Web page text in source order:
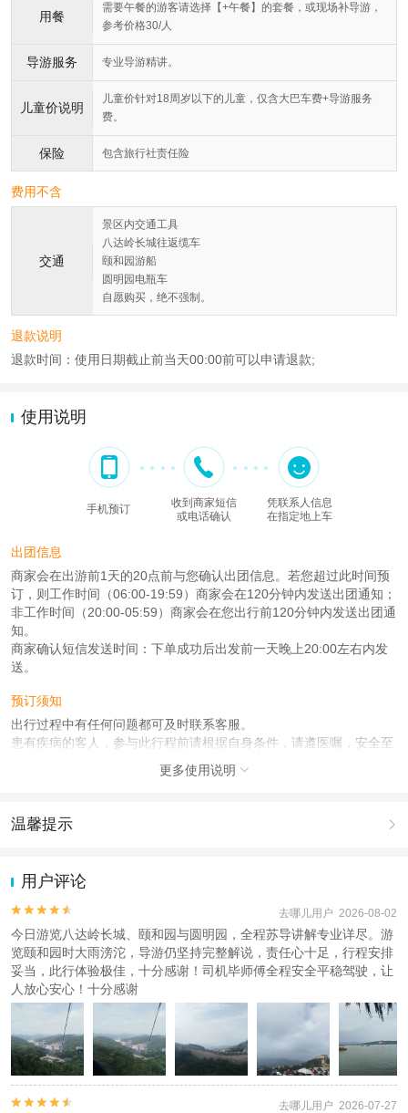
用餐
需要午餐的游客请选择【+午餐】的套餐，或现场补导游，
参考价格30/人
导游服务 专业导游精讲。
儿童价说明
儿童价针对18周岁以下的儿童，仅含大巴车费+导游服务
费。
保险 包含旅行社责任险
费用不含
交通
景区内交通工具
八达岭长城往返缆车
颐和园游船
圆明园电瓶车
自愿购买，绝不强制。
退款说明
退款时间：使用日期截止前当天00:00前可以申请退款;
使用说明
手机预订
收到商家短信
或电话确认
凭联系人信息
在指定地上车
出团信息
商家会在出游前1天的20点前与您确认出团信息。若您超过此时间预
订，则工作时间（06:00-19:59）商家会在120分钟内发送出团通知；
非工作时间（20:00-05:59）商家会在您出行前120分钟内发送出团通
知。
商家确认短信发送时间：下单成功后出发前一天晚上20:00左右内发
送。
预订须知
出行过程中有任何问题都可及时联系客服。
患有疾病的客人，参与此行程前请根据自身条件，请遵医嘱，安全至
出游年龄超过 65 周岁(含)的客人，需要咨询确认。
出游年龄低于 18 周岁(含)的客人，需要至少1名成人旅客全程陪同。
1、含接套餐为小车接站送往集合点，无送站服务;
2、此行程门票均为首道大门票，不含小景点门票
3、出游请携带好相关证件（身份证）进入景区直接刷身份证入园即
可，无需换票。
产品说明
1、此产品集合时间仅供参考，旺季景区排队时间太长，导游会根据
当天实际情况对集合时间发车时间作出调整，敬请悉知。
2、本行程的景点门票为旅行社折扣价，持优待证件（如学生证）产
生折扣退费的，按实际差额（实际差额=退费项目旅行社折扣价-优待
优惠价）由旅行社退还。
更多使用说明 
温馨提示 
动（如跳伞、潜水、滑雪等）前，请务必仔细阅读
2.为普及旅游安全知识及旅游文明公约，使您的旅程顺利圆满完成，
特制定《去哪儿网旅游安全手册》 ，请您认真阅读并切实遵守。
用户评论

 去哪儿用户 2026-08-02
今日游览八达岭长城、颐和园与圆明园，全程苏导讲解专业详尽。游
览颐和园时大雨滂沱，导游仍坚持完整解说，责任心十足，行程安排
妥当，此行体验极佳，十分感谢！司机毕师傅全程安全平稳驾驶，让
人放心安心！十分感谢

 去哪儿用户 2026-07-27